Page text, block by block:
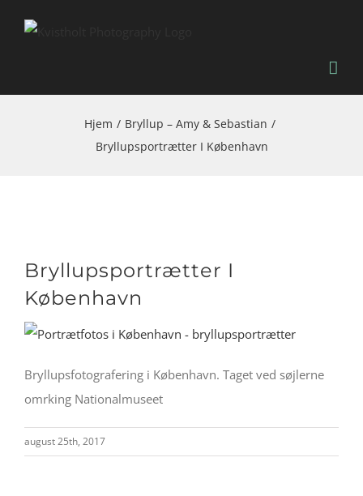
Hjem
Bryllup – Amy & Sebastian
Bryllupsportrætter I København
Bryllupsportrætter I
København
Bryllupsfotografering i København. Taget ved søjlerne
omrking Nationalmuseet
august 25th, 2017